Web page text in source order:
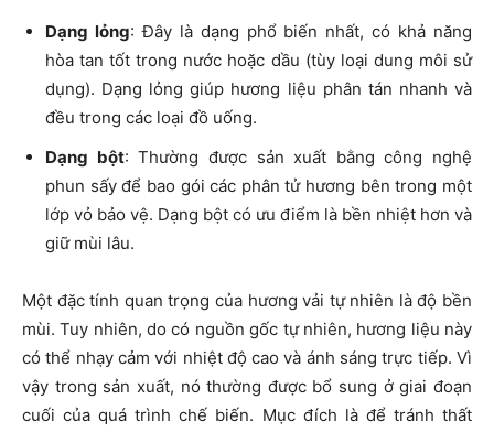
Dạng lỏng: Đây là dạng phổ biến nhất, có khả năng
hòa tan tốt trong nước hoặc dầu (tùy loại dung môi sử
dụng). Dạng lỏng giúp hương liệu phân tán nhanh và
đều trong các loại đồ uống.
Dạng bột: Thường được sản xuất bằng công nghệ
phun sấy để bao gói các phân tử hương bên trong một
lớp vỏ bảo vệ. Dạng bột có ưu điểm là bền nhiệt hơn và
giữ mùi lâu.
Một đặc tính quan trọng của hương vải tự nhiên là độ bền
mùi. Tuy nhiên, do có nguồn gốc tự nhiên, hương liệu này
có thể nhạy cảm với nhiệt độ cao và ánh sáng trực tiếp. Vì
vậy trong sản xuất, nó thường được bổ sung ở giai đoạn
cuối của quá trình chế biến. Mục đích là để tránh thất